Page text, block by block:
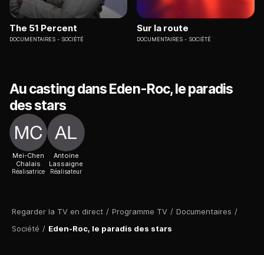
Regarder la TV en direct / Programme TV / Documentaires /
Société / Eden-Roc, le paradis des stars
The 51 Percent
DOCUMENTAIRES SOCIÉTÉ
Sur la route
DOCUMENTAIRES SOCIÉTÉ
Au casting dans Eden-Roc, le paradis
des stars
Mei-Chen
Chalais
Réalisatrice
Antoine
Lassaigne
Réalisateur